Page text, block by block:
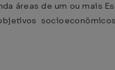
áreas de um ou mais